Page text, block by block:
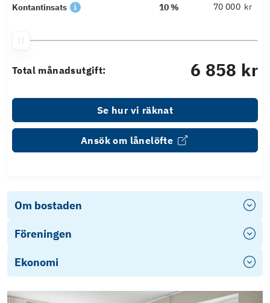
Kontantinsats 10 % kr
Total månadsutgift: 6 858 kr
Se hur vi räknat
Ansök om lånelöfte
Om bostaden
Föreningen
Ekonomi